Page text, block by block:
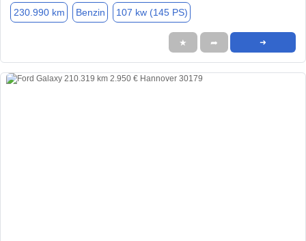
230.990 km Benzin 107 kw (145 PS)
★ ➦ ➜